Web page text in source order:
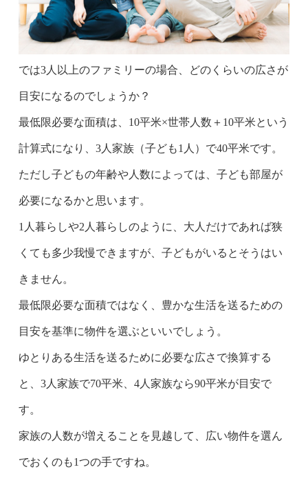
では3人以上のファミリーの場合、どのくらいの広さが
目安になるのでしょうか？
最低限必要な面積は、10平米×世帯人数＋10平米という
計算式になり、3人家族（子ども1人）で40平米です。
ただし子どもの年齢や人数によっては、子ども部屋が
必要になるかと思います。
1人暮らしや2人暮らしのように、大人だけであれば狭
くても多少我慢できますが、子どもがいるとそうはい
きません。
最低限必要な面積ではなく、豊かな生活を送るための
目安を基準に物件を選ぶといいでしょう。
ゆとりある生活を送るために必要な広さで換算する
と、3人家族で70平米、4人家族なら90平米が目安で
す。
家族の人数が増えることを見越して、広い物件を選ん
でおくのも1つの手ですね。